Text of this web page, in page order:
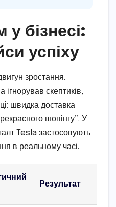
бізнесі:
успіху
зростання.
скептиків,
швидка доставка
шопінгу”. У
Tesla застосовують
в реальному часі.
Результат